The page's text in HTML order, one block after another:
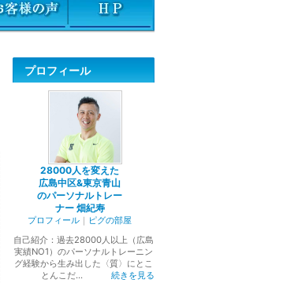
プロフィール
28000人を変えた
広島中区&東京青山
のパーソナルトレー
ナー 畑紀寿
プロフィール ｜ ピグの部屋
自己紹介：過去28000人以上（広島
実績NO1）のパーソナルトレーニン
グ経験から生み出した〈質〉にとこ
とんこだ...
続きを見る